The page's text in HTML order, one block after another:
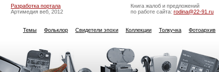
Разработка портала
Артимедия веб, 2012
Книга жалоб и предложений
по работе сайта: rodina@22-91.ru
Темы Фольклор Свидетели эпохи Коллекции Толкучка Фотоархив